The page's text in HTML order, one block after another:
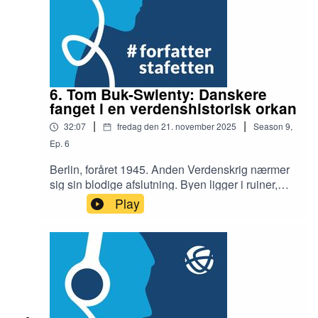
6. Tom Buk-Swienty: Danskere
fanget i en verdenshistorisk orkan
32:07 | fredag den 21. november 2025 | Season 9,
Ep. 6
Berlin, foråret 1945. Anden Verdenskrig nærmer
sig sin blodige afslutning. Byen ligger i ruiner,
mens hundredtusinder af flygtninge strømmer til,
og de russiske styrker rykker hastigt frem. Midt i
dette kaos vælger fire danskere – to journalister
og to diplomater – at blive i Berlin, selvom de
ved, at de risikerer livet.De bliver vidner til
russiske soldaters brutale overgreb mod tyske
kvinder og til en by, der langsomt går under.
Hvorfor flygtede de ikke, da helvede brød løs
Play